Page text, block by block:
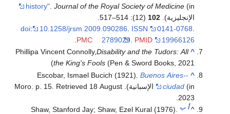
history" .Journal of the Royal Society of Medicine (in
الإنجليزية). 102
(12): 514–517.
doi: 10.1258/jrsm.2009.090286 ISSN 0141-0768
PMC
2789029 PMID 19966126
^
Phillipa Vincent Connolly,Disability and the Tudors: All
the King's Fools (Pen & Sword Books, 2021)
^
Escobar, Ismael Bucich (1921).Buenos Aires--
ciudad (in الإسبانية). Moro. p. 15 . Retrieved 18 August
2023
^أ ب
Shaw, Stanford Jay; Shaw, Ezel Kural (1976).